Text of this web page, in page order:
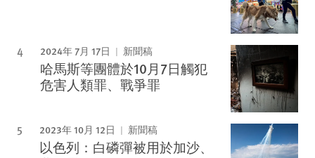
2024年 7月 17日 新聞稿
哈馬斯等團體於10月7日觸犯
危害人類罪、戰爭罪
2023年 10月 12日 新聞稿
以色列：白磷彈被用於加沙、